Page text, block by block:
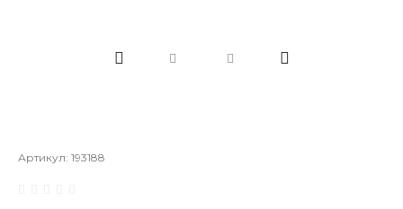
Артикул: 193188